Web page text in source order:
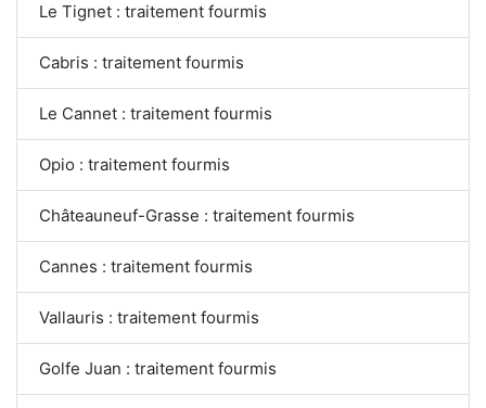
Le Tignet : traitement fourmis
Cabris : traitement fourmis
Le Cannet : traitement fourmis
Opio : traitement fourmis
Châteauneuf-Grasse : traitement fourmis
Cannes : traitement fourmis
Vallauris : traitement fourmis
Golfe Juan : traitement fourmis